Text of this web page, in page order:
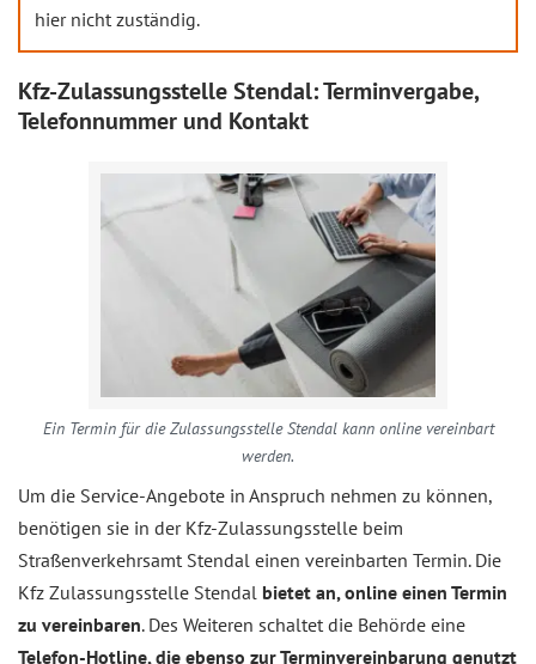
hier nicht zuständig.
Kfz-Zulassungsstelle Stendal: Terminvergabe,
Telefonnummer und Kontakt
Ein Termin für die Zulassungsstelle Stendal kann online vereinbart
werden.
Um die Service-Angebote in Anspruch nehmen zu können,
benötigen sie in der Kfz-Zulassungsstelle beim
Straßenverkehrsamt Stendal einen vereinbarten Termin. Die
Kfz Zulassungsstelle Stendal bietet an, online einen Termin
zu vereinbaren. Des Weiteren schaltet die Behörde eine
Telefon-Hotline, die ebenso zur Terminvereinbarung genutzt